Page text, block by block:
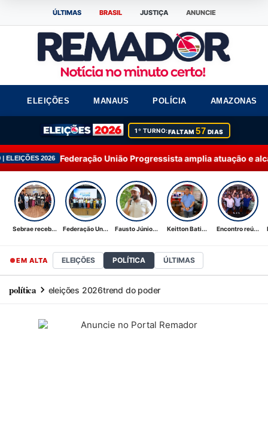
ÚLTIMAS BRASIL JUSTIÇA ANUNCIE
ELEIÇÕES MANAUS POLÍCIA AMAZONAS
1º TURNO:FALTAM57 DIAS
União Progressista amplia atuação e alcança 92% dos
Sebrae receb... Federação Un... Fausto Júnio... Keitton Bati... Encontro reú...
EM ALTA ELEIÇÕES POLÍTICA ÚLTIMAS
política eleições 2026trend do poder